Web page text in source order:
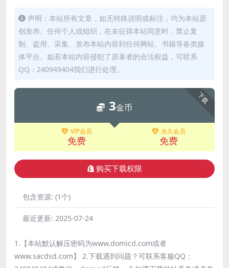
声明：本站所有文章，如无特殊说明或标注，均为本站原
创发布。任何个人或组织，在未征得本站同意时，禁止复
制、盗用、采集、发布本站内容到任何网站、书籍等各类媒
体平台。如若本站内容侵犯了原著者的合法权益，可联系
QQ：240949404我们进行处理。
下载
3金币
VIP会员
免费
永久会员
免费
购买下载权限
包含资源: (1个)
最近更新: 2025-07-24
1.【本站默认解压密码为www.domicd.com或者
www.sacdsd.com】 2.下载遇到问题？可联系客服QQ：